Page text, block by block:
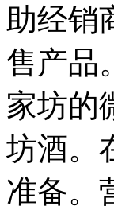
助经销
售产品
家坊的
坊酒。
准备。